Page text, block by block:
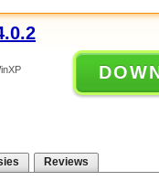
Reviews